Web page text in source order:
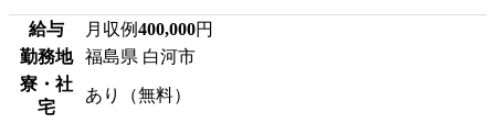
給与 月収例400,000円
勤務地
福島県 白河市
寮・社
宅
あり（無料）